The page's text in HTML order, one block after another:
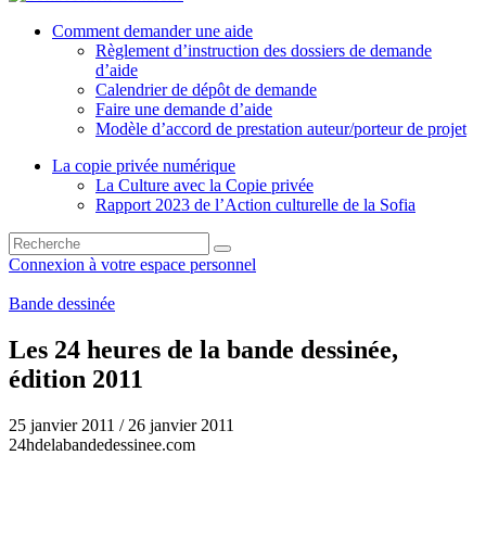
Comment demander une aide
Règlement d’instruction des dossiers de demande
d’aide
Calendrier de dépôt de demande
Faire une demande d’aide
Modèle d’accord de prestation auteur/porteur de projet
La copie privée numérique
La Culture avec la Copie privée
Rapport 2023 de l’Action culturelle de la Sofia
Connexion à votre espace personnel
Bande dessinée
Les 24 heures de la bande dessinée,
édition 2011
25 janvier 2011 / 26 janvier 2011
24hdelabandedessinee.com